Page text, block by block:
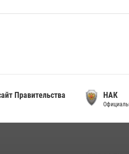
Правительства НАК